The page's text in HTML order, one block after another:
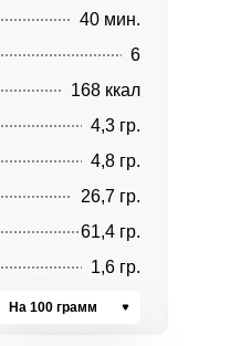
40 мин.
6
168 ккал
4,3 гр.
4,8 гр.
26,7 гр.
61,4 гр.
1,6 гр.
На 100 грамм